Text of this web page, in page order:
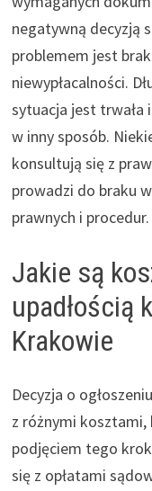
negatywną decyzją
problemem jest
niewypłacalności.
sytuacja jest trwała
w inny sposób.
konsultują się z
prowadzi do braku
prawnych i procedur.
Jakie są
upadłością
Krakowie
Decyzja o
z różnymi
podjęciem tego
się z opłatami